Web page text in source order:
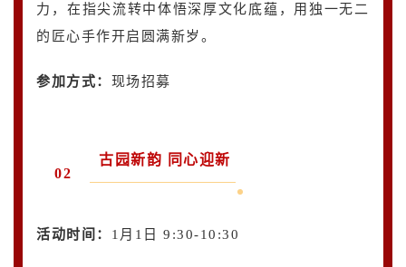
力，在指尖流转中体悟深厚文化底蕴，用独一无二
的匠心手作开启圆满新岁。
参加方式： 现场招募
02
古园新韵 同心迎新
活动时间： 1月1日 9:30-10:30